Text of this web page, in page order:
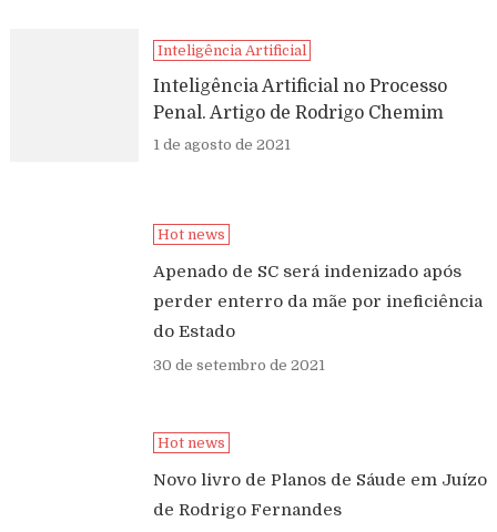
Inteligência Artificial
Inteligência Artificial no Processo
Penal. Artigo de Rodrigo Chemim
1 de agosto de 2021
Hot news
Apenado de SC será indenizado após
perder enterro da mãe por ineficiência
do Estado
30 de setembro de 2021
Hot news
Novo livro de Planos de Sáude em Juízo
de Rodrigo Fernandes